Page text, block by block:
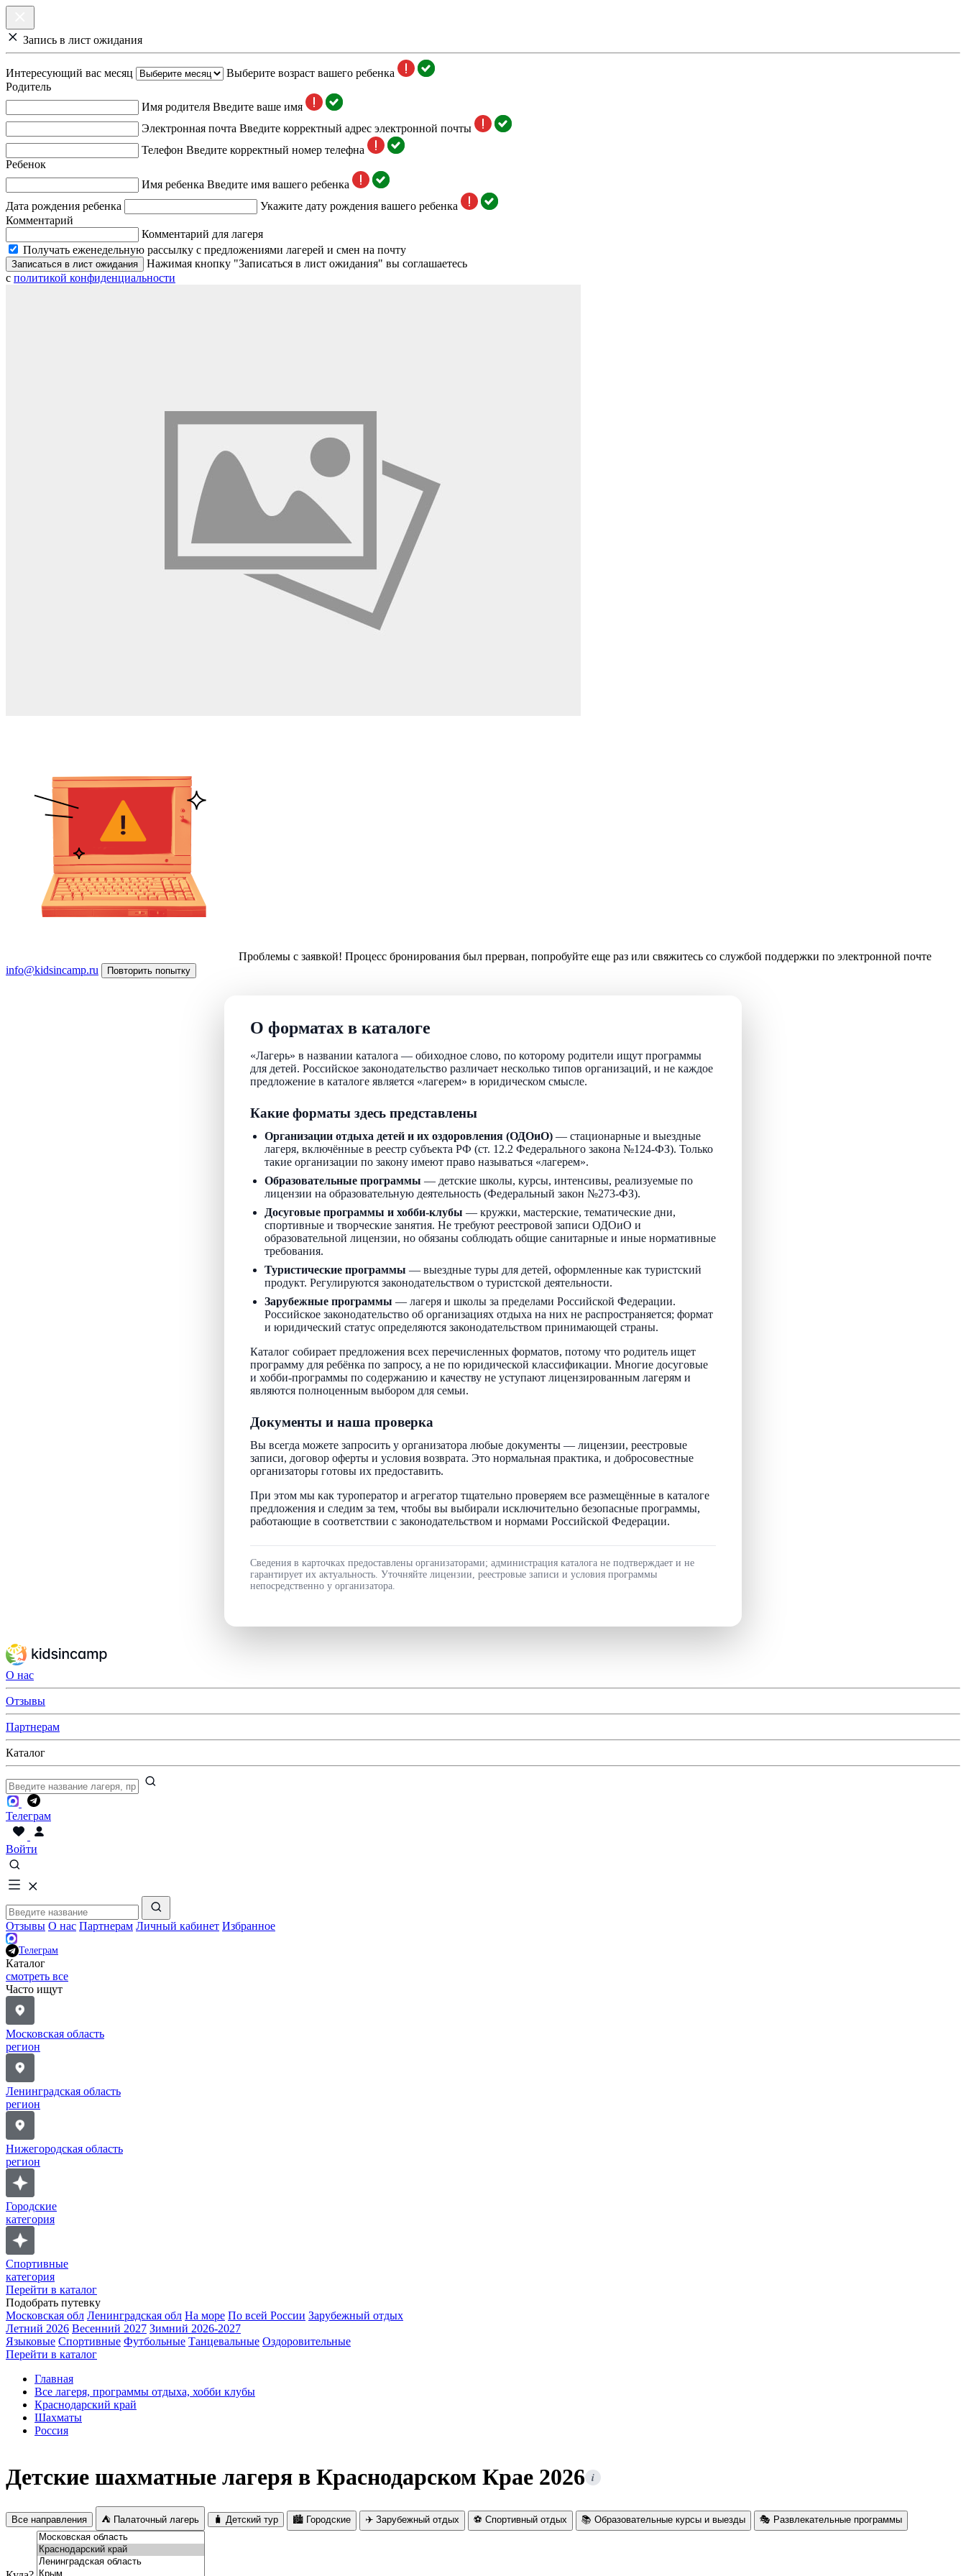
Запись в лист ожидания
Интересующий вас месяц
Выберите возраст вашего ребенка
Родитель
Имя родителя Введите ваше имя
Электронная почта Введите корректный адрес электронной почты
Телефон Введите корректный номер телефна
Ребенок
Имя ребенка Введите имя вашего ребенка
Дата рождения ребенка
Укажите дату рождения вашего ребенка
Комментарий
Комментарий для лагеря
Получать еженедельную рассылку с предложениями лагерей и смен на почту
Записаться в лист ожидания
Нажимая кнопку "Записаться в лист ожидания" вы соглашаетесь
с политикой конфиденциальности
Проблемы с заявкой! Процесс бронирования был прерван, попробуйте еще раз или свяжитесь со службой поддержки по электронной почте
info@kidsincamp.ru
Повторить попытку
О форматах в каталоге
«Лагерь» в названии каталога — обиходное слово, по которому родители ищут программы
для детей. Российское законодательство различает несколько типов организаций, и не каждое
предложение в каталоге является «лагерем» в юридическом смысле.
Какие форматы здесь представлены
Организации отдыха детей и их оздоровления (ОДОиО) — стационарные и выездные
лагеря, включённые в реестр субъекта РФ (ст. 12.2 Федерального закона №124-ФЗ). Только
такие организации по закону имеют право называться «лагерем».
Образовательные программы — детские школы, курсы, интенсивы, реализуемые по
лицензии на образовательную деятельность (Федеральный закон №273-ФЗ).
Досуговые программы и хобби-клубы — кружки, мастерские, тематические дни,
спортивные и творческие занятия. Не требуют реестровой записи ОДОиО и
образовательной лицензии, но обязаны соблюдать общие санитарные и иные нормативные
требования.
Туристические программы — выездные туры для детей, оформленные как туристский
продукт. Регулируются законодательством о туристской деятельности.
Зарубежные программы — лагеря и школы за пределами Российской Федерации.
Российское законодательство об организациях отдыха на них не распространяется; формат
и юридический статус определяются законодательством принимающей страны.
Каталог собирает предложения всех перечисленных форматов, потому что родитель ищет
программу для ребёнка по запросу, а не по юридической классификации. Многие досуговые
и хобби-программы по содержанию и качеству не уступают лицензированным лагерям и
являются полноценным выбором для семьи.
Документы и наша проверка
Вы всегда можете запросить у организатора любые документы — лицензии, реестровые
записи, договор оферты и условия возврата. Это нормальная практика, и добросовестные
организаторы готовы их предоставить.
При этом мы как туроператор и агрегатор тщательно проверяем все размещённые в каталоге
предложения и следим за тем, чтобы вы выбирали исключительно безопасные программы,
работающие в соответствии с законодательством и нормами Российской Федерации.
Сведения в карточках предоставлены организаторами; администрация каталога не подтверждает и не
гарантирует их актуальность. Уточняйте лицензии, реестровые записи и условия программы
непосредственно у организатора.
О нас
Отзывы
Партнерам
Каталог
Телеграм
Войти
Отзывы О нас Партнерам Личный кабинет Избранное
Телеграм
Каталог
смотреть все
Часто ищут
Московская область
регион
Ленинградская область
регион
Нижегородская область
регион
Городские
категория
Спортивные
категория
Перейти в каталог
Подобрать путевку
Московская обл Ленинградская обл На море По всей России Зарубежный отдых
Летний 2026 Весенний 2027 Зимний 2026-2027
Языковые Спортивные Футбольные Танцевальные Оздоровительные
Перейти в каталог
Главная
Все лагеря, программы отдыха, хобби клубы
Краснодарский край
Шахматы
Россия
Детские шахматные лагеря в Краснодарском Крае 2026 i
Все направления ⛺ Палаточный лагерь 🧳 Детский тур 🏙️ Городские ✈️ Зарубежный отдых ⚽ Спортивный отдых 📚 Образовательные курсы и выезды 🎭 Развлекательные программы